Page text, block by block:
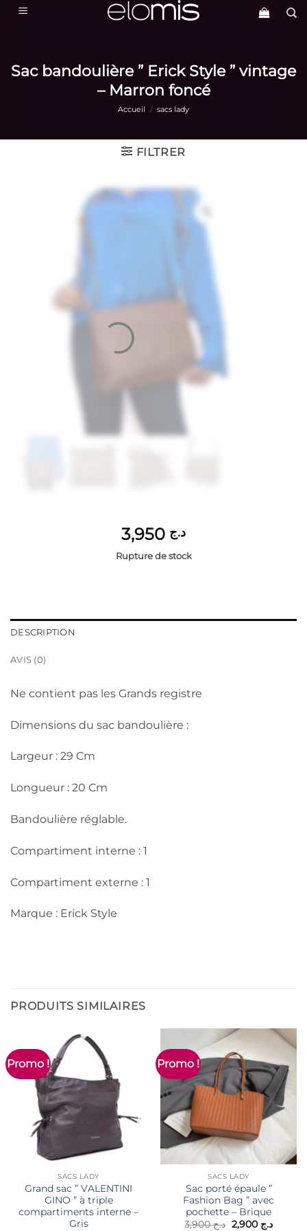
Passer
Sac bandoulière ” Erick Style ” vintage
– Marron foncé
Accueil / sacs lady
FILTRER
د.ج
Rupture de stock
DESCRIPTION
AVIS (0)
Ne contient pas les Grands registre
Dimensions du sac bandoulière :
Largeur : 29 Cm
Longueur : 20 Cm
Bandoulière réglable.
Compartiment interne : 1
Compartiment externe : 1
Marque : Erick Style
PRODUITS SIMILAIRES
Promo !
SACS LADY
Grand sac ” VALENTINI
GINO ” à triple
compartiments interne –
Gris
Promo !
SACS LADY
Sac porté épaule ”
Fashion Bag ” avec
pochette – Brique
د.ج3,900
Le
د.ج 2,900
Le